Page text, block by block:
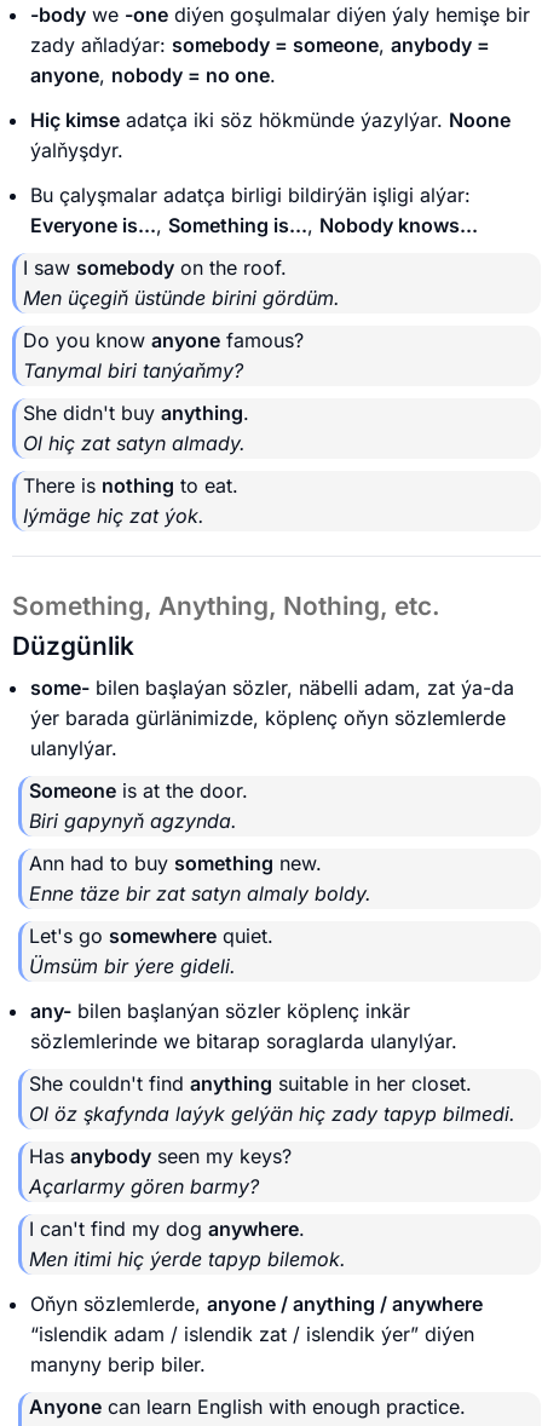
-body we -one diýen goşulmalar diýen ýaly hemişe bir
zady aňladýar: somebody = someone, anybody =
anyone, nobody = no one.
Hiç kimse adatça iki söz hökmünde ýazylýar. Noone
ýalňyşdyr.
Bu çalyşmalar adatça birligi bildirýän işligi alýar:
Everyone is..., Something is..., Nobody knows...
I saw somebody on the roof.
Men üçegiň üstünde birini gördüm.
Do you know anyone famous?
Tanymal biri tanýaňmy?
She didn't buy anything.
Ol hiç zat satyn almady.
There is nothing to eat.
Iýmäge hiç zat ýok.
Something, Anything, Nothing, etc.
Düzgünlik
some- bilen başlaýan sözler, näbelli adam, zat ýa-da
ýer barada gürlänimizde, köplenç oňyn sözlemlerde
ulanylýar.
Someone is at the door.
Biri gapynyň agzynda.
Ann had to buy something new.
Enne täze bir zat satyn almaly boldy.
Let's go somewhere quiet.
Ümsüm bir ýere gideli.
any- bilen başlanýan sözler köplenç inkär
sözlemlerinde we bitarap soraglarda ulanylýar.
She couldn't find anything suitable in her closet.
Ol öz şkafynda laýyk gelýän hiç zady tapyp bilmedi.
Has anybody seen my keys?
Açarlarmy gören barmy?
I can't find my dog anywhere.
Men itimi hiç ýerde tapyp bilemok.
Oňyn sözlemlerde, anyone / anything / anywhere
“islendik adam / islendik zat / islendik ýer” diýen
manyny berip biler.
Anyone can learn English with enough practice.